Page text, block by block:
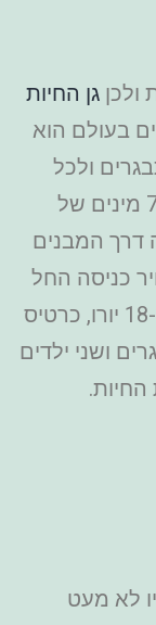
ולכן גן החיות
בעולם הוא
ולכל
המשפחה. תוכלו לגלות כאן מעל 750 מינים של
דרך המבנים
כניסה החל
מ-27 יורו, ילדים בגילאי 3-15 החל מ-18 יורו, כרטיס
ושני ילדים
לא מעט